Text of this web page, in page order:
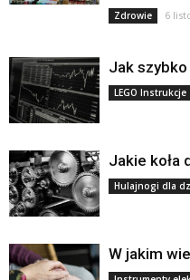
Zdrowie 6
Jak szybko
LEGO Instrukcje
Jakie koła
Hulajnogi dla
W jakim